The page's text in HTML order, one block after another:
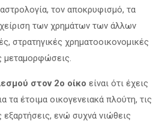
τον αποκρυφισμό, τα
των χρημάτων των άλλων
στρατηγικές χρηματοοικονομικές
μεταμορφώσεις.
στον 2ο οίκο είναι ότι έχεις
τα έτοιμα οικογενειακά πλούτη, τις
εξαρτήσεις, ενώ συχνά νιώθεις